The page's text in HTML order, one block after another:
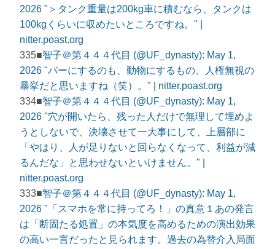
2026 "＞タンク重量は200kg車に積むなら、タンクは
100kgくらいに収めたいところですね。" |
nitter.poast.org
335■智子＠第４４４代目 (@UF_dynasty): May 1,
2026 "パーにするのも、動物にするもの、人権無視の
暴挙だと思いますね（笑）。" | nitter.poast.org
334■智子＠第４４４代目 (@UF_dynasty): May 1,
2026 "穴が開いたら、残った人だけで無理して埋めよ
うとしないで、決壊させて一大事にして、上層部に
「やはり、人が足りないと回らなくなって、利益が減
るんだな」と思わせないといけません。" |
nitter.poast.org
333■智子＠第４４４代目 (@UF_dynasty): May 1,
2026 "「スマホを常に持ってろ！」の真意１あの発言
は「断固たる処置」の本気度を高めるための演出効果
の高い一言だったと見られます。過去の為替介入局面